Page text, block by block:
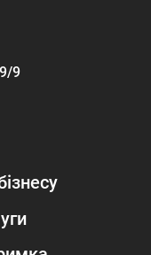
9